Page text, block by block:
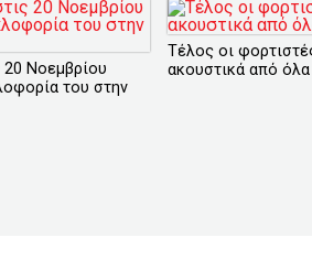
20 Νοεμβρίου
του στην
Τέλος οι
ακουστικά από